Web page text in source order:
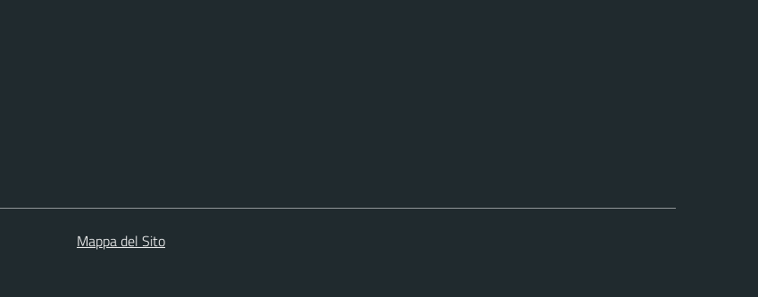
Mappa del Sito